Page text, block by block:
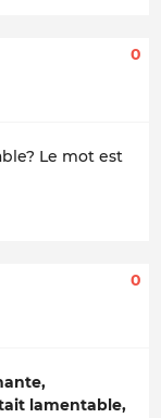
0
Le mot est
0
lamentable,